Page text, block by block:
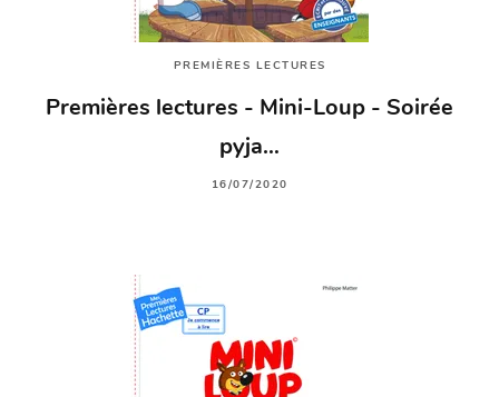
PREMIÈRES LECTURES
Premières lectures - Mini-Loup - Soirée
pyja…
16/07/2020